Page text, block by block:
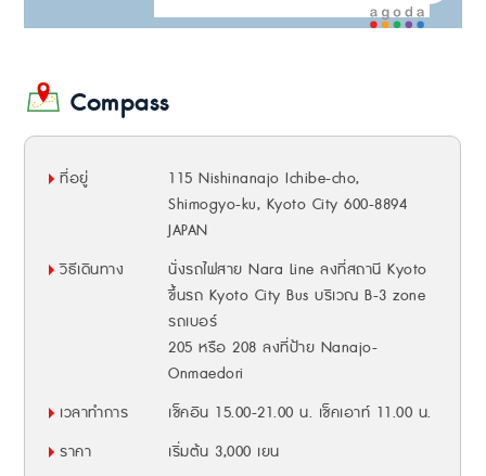
Compass
ที่อยู่
115 Nishinanajo Ichibe-cho,
Shimogyo-ku, Kyoto City 600-8894
JAPAN
วิธีเดินทาง
นั่งรถไฟสาย Nara Line ลงที่สถานี Kyoto
ขึ้นรถ Kyoto City Bus บริเวณ B-3 zone
รถเบอร์
205 หรือ 208 ลงที่ป้าย Nanajo-
Onmaedori
เวลาทำการ
เช็คอิน 15.00-21.00 น. เช็คเอาท์ 11.00 น.
ราคา
เริ่มต้น 3,000 เยน